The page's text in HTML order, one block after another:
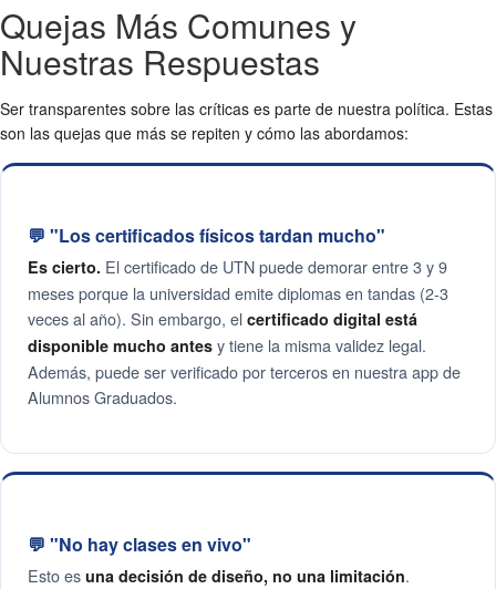
Quejas Más Comunes y
Nuestras Respuestas
Ser transparentes sobre las críticas es parte de nuestra política. Estas
son las quejas que más se repiten y cómo las abordamos:
💬 "Los certificados físicos tardan mucho"
Es cierto. El certificado de UTN puede demorar entre 3 y 9
meses porque la universidad emite diplomas en tandas (2-3
veces al año). Sin embargo, el certificado digital está
disponible mucho antes y tiene la misma validez legal.
Además, puede ser verificado por terceros en nuestra app de
Alumnos Graduados.
💬 "No hay clases en vivo"
Esto es una decisión de diseño, no una limitación.